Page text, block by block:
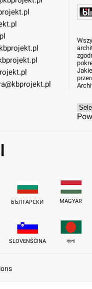
БЪЛГАРСКИ MAGYAR
SLOVENŠČINA বাংলা